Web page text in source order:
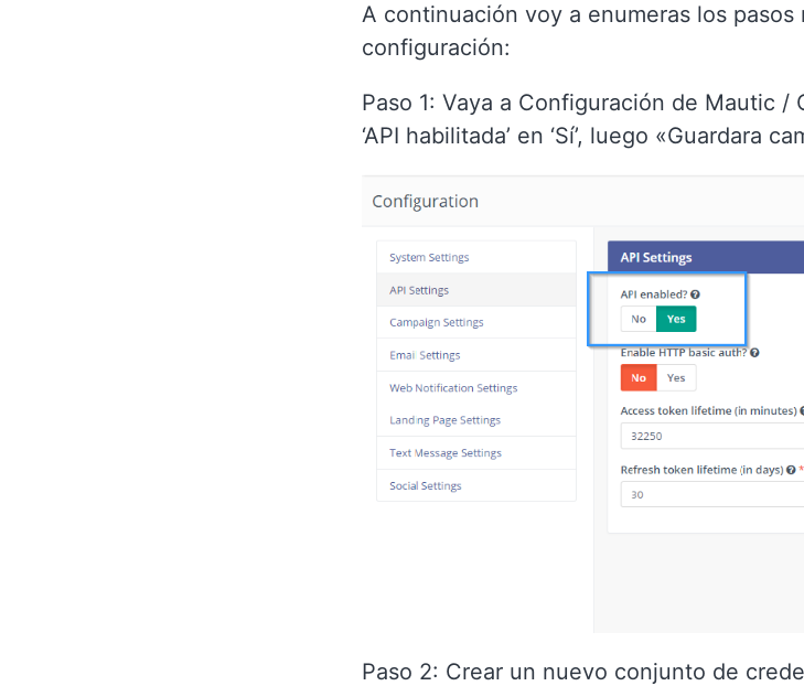
A continuación voy a enumeras los pasos
configuración:
Paso 1: Vaya a Configuración de Mautic /
‘API habilitada’ en ‘Sí’, luego «Guardara
Paso 2: Crear un nuevo conjunto de